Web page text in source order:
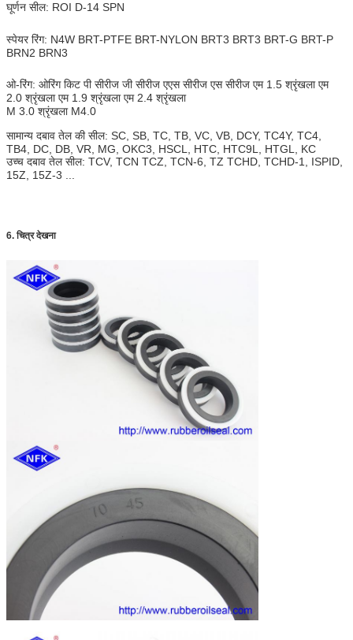
घूर्णन सील: ROI D-14 SPN
स्पेयर रिंग: N4W BRT-PTFE BRT-NYLON BRT3 BRT3 BRT-G BRT-P
BRN2 BRN3
ओ-रिंग: ओरिंग किट पी सीरीज जी सीरीज एएस सीरीज एस सीरीज एम 1.5 श्रृंखला एम
2.0 श्रृंखला एम 1.9 श्रृंखला एम 2.4 श्रृंखला
M 3.0 श्रृंखला M4.0
सामान्य दबाव तेल की सील: SC, SB, TC, TB, VC, VB, DCY, TC4Y, TC4,
TB4, DC, DB, VR, MG, OKC3, HSCL, HTC, HTC9L, HTGL, KC
उच्च दबाव तेल सील: TCV, TCN TCZ, TCN-6, TZ TCHD, TCHD-1, ISPID,
15Z, 15Z-3 ...
6. चित्र देखना